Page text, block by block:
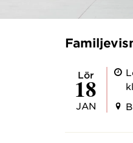
lör
18
JAN